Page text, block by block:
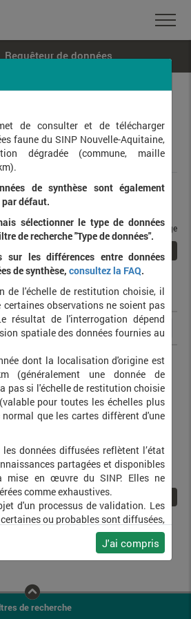
Requêteur de données
Données
:
1
taxons / page
Nom vernaculaire
Herminie plumeuse (L')
de recherche
de consulter et de télécharger
faune du SINP Nouvelle-Aquitaine,
dégradée (commune, maille
de synthèse sont également
par défaut.
sélectionner le type de données
de recherche "Type de données".
sur les différences entre données
de synthèse, consultez la FAQ.
de l'échelle de restitution choisie, il
observations ne soient pas
résultat de l'interrogation dépend
spatiale des données fournies au
dont la localisation d'origine est
(généralement une donnée de
pas si l'échelle de restitution choisie
pour toutes les échelles plus
que les cartes diffèrent d'une
données diffusées reflètent l’état
partagées et disponibles
mise en œuvre du SINP. Elles ne
comme exhaustives.
d'un processus de validation. Les
ou probables sont diffusées,
lesquelles la méthode n'est pas
J'ai compris